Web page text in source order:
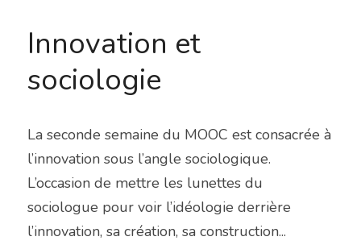
Innovation et
sociologie
La seconde semaine du MOOC est consacrée à
l’innovation sous l’angle sociologique.
L’occasion de mettre les lunettes du
sociologue pour voir l’idéologie derrière
l’innovation, sa création, sa construction...